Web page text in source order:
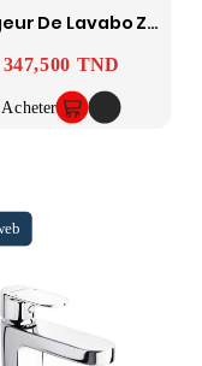
Mitigeur De Lavabo Zarzis SOPAL
Prix
347,500 TND
Acheter